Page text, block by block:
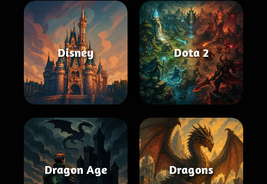
Disney Dota 2
Dragon Age Dragons